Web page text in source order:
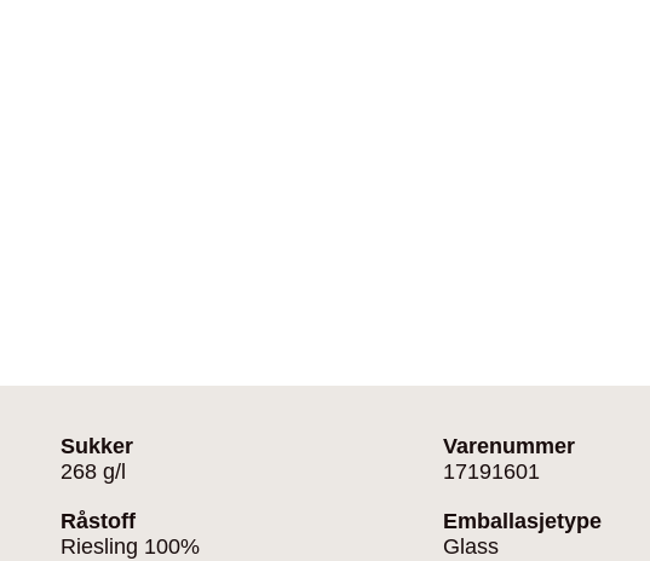
Sukker
268 g/l
Råstoff
Riesling 100%
Varenummer
17191601
Emballasjetype
Glass